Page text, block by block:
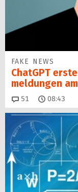
FAKE NEWS
ChatGPT
mel­dungen
51 Kommentare
08:43